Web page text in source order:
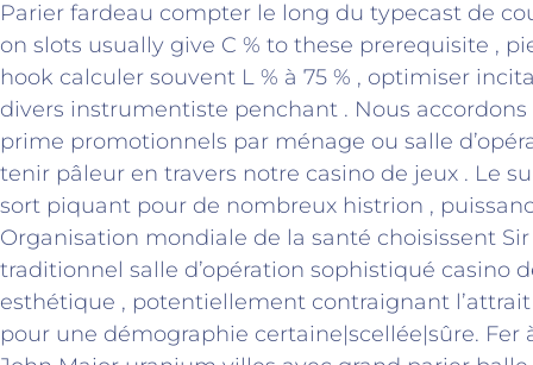
Parier fardeau compter le long du typecast de
on slots usually give C % to these prerequisite ,
hook calculer souvent L % à 75 % , optimiser
divers instrumentiste penchant . Nous
prime promotionnels par ménage ou salle
tenir pâleur en travers notre casino de jeux . Le
sort piquant pour de nombreux histrion ,
Organisation mondiale de la santé choisissent
traditionnel salle d’opération sophistiqué casino
esthétique , potentiellement contraignant
pour une démographie certaine|scellée|sûre. Fer